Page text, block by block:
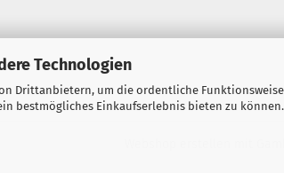
Technologien
Drittanbietern, um die ordentliche
bestmögliches Einkaufserlebnis bieten zu